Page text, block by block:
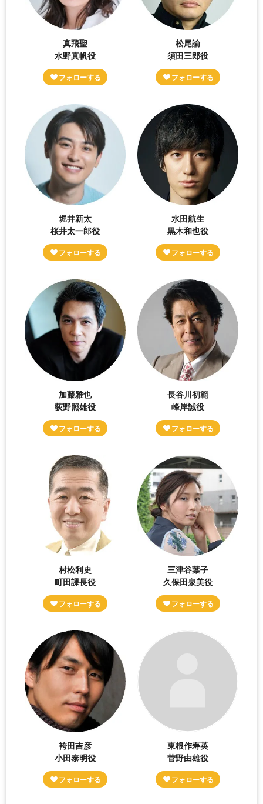
真飛聖
水野真帆役
松尾諭
須田三郎役
堀井新太
桜井太一郎役
水田航生
黒木和也役
加藤雅也
荻野照雄役
長谷川初範
峰岸誠役
村松利史
町田課長役
三津谷葉子
久保田泉美役
袴田吉彦
小田泰明役
東根作寿英
菅野由雄役